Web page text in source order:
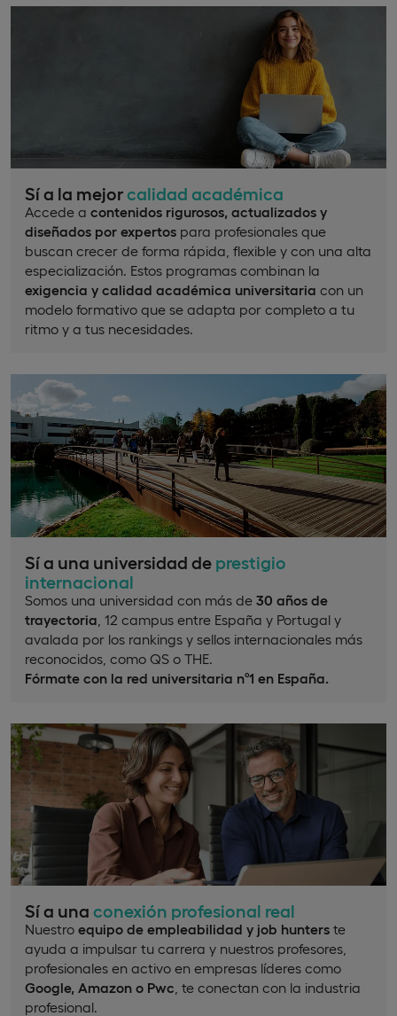
Sí a la mejorcalidad académica
Accede a contenidos rigurosos, actualizados y
diseñados por expertos para profesionales que
buscan crecer de forma rápida, flexible y con una alta
especialización. Estos programas combinan la
exigencia y calidad académica universitaria con un
modelo formativo que se adapta por completo a tu
ritmo y a tus necesidades.
Sí a una universidad de prestigio
internacional
Somos una universidad con más de 30 años de
trayectoria , 12 campus entre España y Portugal y
avalada por los rankings y sellos internacionales más
reconocidos, como QS o THE.
Fórmate con la red universitaria nº1 en España.
Sí a una conexión profesional real
Nuestro equipo de empleabilidad y job hunters te
ayuda a impulsar tu carrera y nuestros profesores,
profesionales en activo en empresas líderes como
Google, Amazon o Pwc , te conectan con la industria
profesional.